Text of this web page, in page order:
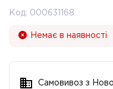
Код: 000631168
Немає в наявності
Самовивоз з